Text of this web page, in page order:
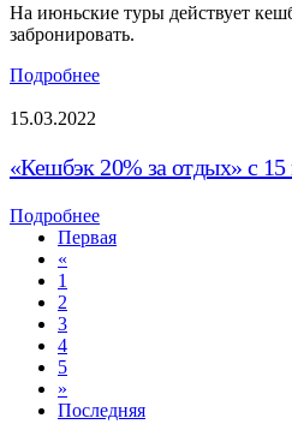
На июньские туры действует
забронировать.
Подробнее
15.03.2022
«Кешбэк 20% за отдых» с 15
Подробнее
Первая
«
1
2
3
4
5
»
Последняя